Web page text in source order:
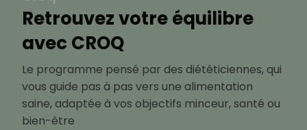
Retrouvez votre équilibre
avec CROQ
Le programme pensé par des diététiciennes, qui
vous guide pas à pas vers une alimentation
saine, adaptée à vos objectifs minceur, santé ou
bien-être